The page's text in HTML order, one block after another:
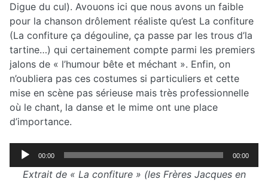
Digue du cul). Avouons ici que nous avons un faible
pour la chanson drôlement réaliste qu’est La confiture
(La confiture ça dégouline, ça passe par les trous d’la
tartine…) qui certainement compte parmi les premiers
jalons de « l’humour bête et méchant ». Enfin, on
n’oubliera pas ces costumes si particuliers et cette
mise en scène pas sérieuse mais très professionnelle
où le chant, la danse et le mime ont une place
d’importance.
Lecteur
audio
00:00 00:00
Extrait de « La confiture » (les Frères Jacques en